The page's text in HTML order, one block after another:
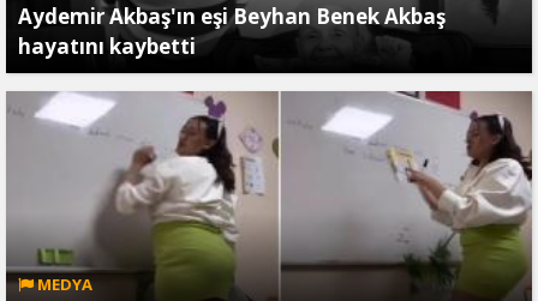
Aydemir Akbaş'ın eşi Beyhan Benek Akbaş
hayatını kaybetti
MEDYA